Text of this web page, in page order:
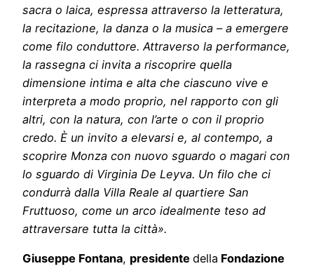
sacra o laica, espressa attraverso la letteratura,
la recitazione, la danza o la musica – a emergere
come filo conduttore. Attraverso la performance,
la rassegna ci invita a riscoprire quella
dimensione intima e alta che ciascuno vive e
interpreta a modo proprio, nel rapporto con gli
altri, con la natura, con l’arte o con il proprio
credo. È un invito a elevarsi e, al contempo, a
scoprire Monza con nuovo sguardo o magari con
lo sguardo di Virginia De Leyva. Un filo che ci
condurrà dalla Villa Reale al quartiere San
Fruttuoso, come un arco idealmente teso ad
attraversare tutta la città».
Giuseppe Fontana, presidente della Fondazione